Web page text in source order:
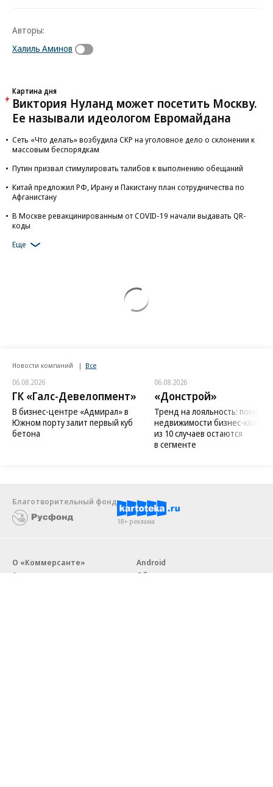
Авторы:
Халиль Аминов
Картина дня
Виктория Нуланд может посетить Москву.
Ее называли идеологом Евромайдана
Сеть «Что делать» возбудила СКР на уголовное дело о склонении к
массовым беспорядкам
Путин призвал стимулировать талибов к выполнению обещаний
Китай предложил РФ, Ирану и Пакистану план сотрудничества по
Афганистану
В Москве ревакцинированным от COVID-19 начали выдавать QR-
коды
Еще
Новости компаний Все
06.08.2026
ГК «Галс-Девелопмент»
В бизнес-центре «Адмирал» в
Южном порту залит первый куб
бетона
06.08.2026
«Донстрой»
Тренд на лояльность:
недвижимости бизнес-класса
из 10 случаев остаются
в сегменте
Благотворительный фонд
18+ реклама
О «Коммерсанте»
Архив
Android
Обратная связь